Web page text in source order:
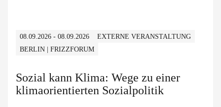
08.09.2026 - 08.09.2026
EXTERNE VERANSTALTUNG
BERLIN | FRIZZFORUM
Sozial kann Klima: Wege zu einer
klimaorientierten Sozialpolitik